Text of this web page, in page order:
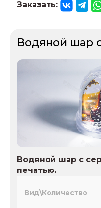
Заказать:
Водяной шар
Водяной шар с
печатью.
Вид\Количество